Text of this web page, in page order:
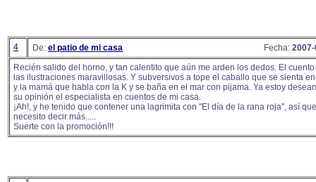
4 De: el patio de mi casa Fecha:
Recién salido del horno, y tan calentito que aún me arden los dedos. El
las ilustraciones maravillosas. Y subversivos a tope el caballo que se sienta
y la mamá que habla con la K y se baña en el mar con pijama. Ya estoy
su opinión el especialista en cuentos de mi casa.
¡Ah!, y he tenido que contener una lagrimita con "El día de la rana roja", así
necesito decir más.....
Suerte con la promoción!!!